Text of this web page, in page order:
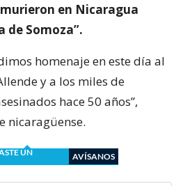
en Nicaragua
Somoza”.
homenaje en este día al
y a los miles de
hace 50 años”,
nicaragüense.
UN
AVÍSANOS